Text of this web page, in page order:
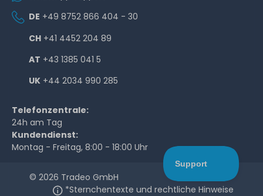
DE +49 8752 866 404 - 30
CH +41 4452 204 89
AT +43 1385 041 5
UK +44 2034 990 285
Telefonzentrale:
24h am Tag
Kundendienst:
Montag - Freitag, 8:00 - 18:00 Uhr
© 2026 Tradeo GmbH
*Sternchentexte und rechtliche Hinweise